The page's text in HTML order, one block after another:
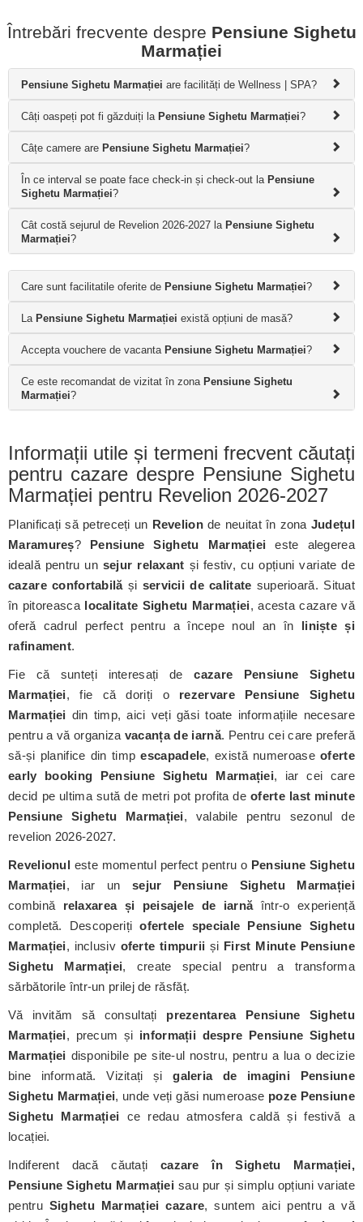
Întrebări frecvente despre Pensiune Sighetu
Marmației
Pensiune Sighetu Marmației are facilități de Wellness | SPA?
Câți oaspeți pot fi găzduiți la Pensiune Sighetu Marmației?
Câțe camere are Pensiune Sighetu Marmației?
În ce interval se poate face check-in și check-out la Pensiune
Sighetu Marmației?
Cât costă sejurul de Revelion 2026-2027 la Pensiune Sighetu
Marmației?
Care sunt facilitatile oferite de Pensiune Sighetu Marmației?
La Pensiune Sighetu Marmației există opțiuni de masă?
Accepta vouchere de vacanta Pensiune Sighetu Marmației?
Ce este recomandat de vizitat în zona Pensiune Sighetu
Marmației?
Informații utile și termeni frecvent căutați
pentru cazare despre Pensiune Sighetu
Marmației pentru Revelion 2026-2027
Planificați să petreceți un Revelionde neuitat în zona Județul
Maramureș? Pensiune Sighetu Marmației este alegerea
ideală pentru un sejur relaxant și festiv, cu opțiuni variate de
cazare confortabilăși servicii de calitate superioară. Situat
în pitoreasca localitate Sighetu Marmației, acesta cazare vă
oferă cadrul perfect pentru a începe noul an în liniște și
rafinament.
Fie că sunteți interesați decazare Pensiune Sighetu
Marmației, fie că doriți o rezervare Pensiune Sighetu
Marmației din timp, aici veți găsi toate informațiile necesare
pentru a vă organiza vacanța de iarnă. Pentru cei care preferă
să-și planifice din timpescapadele, există numeroaseoferte
early booking Pensiune Sighetu Marmației, iar cei care
decid pe ultima sută de metri pot profita deoferte last minute
Pensiune Sighetu Marmației, valabile pentru sezonul de
revelion 2026-2027.
Revelionul este momentul perfect pentru o Pensiune Sighetu
Marmației, iar un sejur Pensiune Sighetu Marmației
combină relaxarea și peisajele de iarnăîntr-o experiență
completă. Descoperițiofertele speciale Pensiune Sighetu
Marmației, inclusiv oferte timpurii și First Minute Pensiune
Sighetu Marmației, create special pentru a transforma
sărbătorile într-un prilej de răsfăț.
Vă invităm să consultați prezentarea Pensiune Sighetu
Marmației, precum și informații despre Pensiune Sighetu
Marmației disponibile pe site-ul nostru, pentru a lua o decizie
bine informată. Vizitați șigaleria de imagini Pensiune
Sighetu Marmației, unde veți găsi numeroase poze Pensiune
Sighetu Marmației ce redau atmosfera caldă și festivă a
locației.
Indiferent dacă căutați cazare în Sighetu Marmației,
Pensiune Sighetu Marmației sau pur și simplu opțiuni variate
pentru Sighetu Marmației cazare, suntem aici pentru a vă